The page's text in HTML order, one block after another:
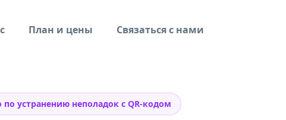
План и цены Связаться с нами
по устранению неполадок с QR-кодом